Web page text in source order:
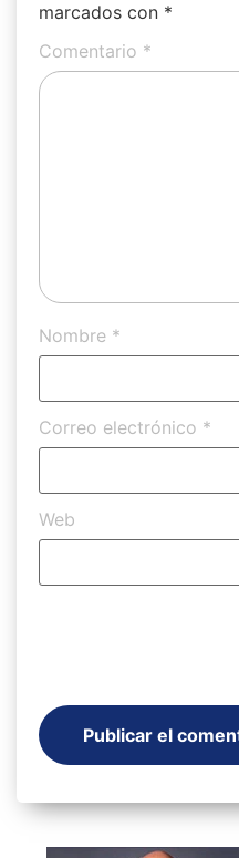
marcados con *
Comentario *
Nombre *
Correo electrónico *
Web